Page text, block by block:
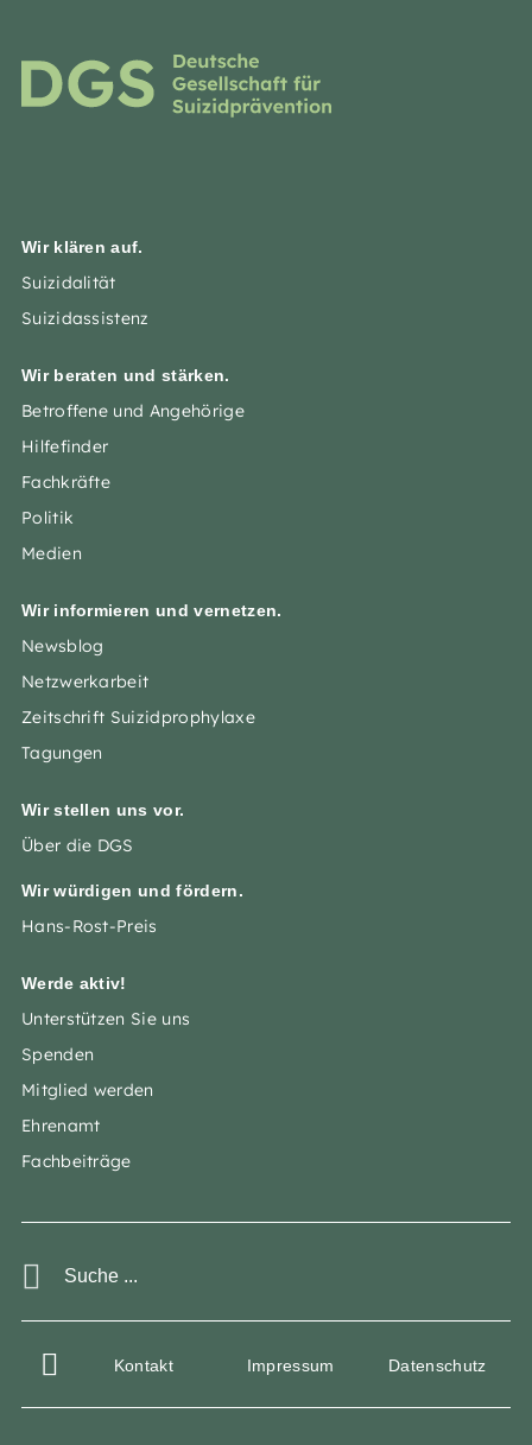
Wir klären auf.
Suizidalität
Suizidassistenz
Wir beraten und stärken.
Betroffene und Angehörige
Hilfefinder
Fachkräfte
Politik
Medien
Wir informieren und vernetzen.
Newsblog
Netzwerkarbeit
Zeitschrift Suizidprophylaxe
Tagungen
Wir stellen uns vor.
Über die DGS
Wir würdigen und fördern.
Hans-Rost-Preis
Werde aktiv!
Unterstützen Sie uns
Spenden
Mitglied werden
Ehrenamt
Fachbeiträge
Kontakt Impressum Datenschutz